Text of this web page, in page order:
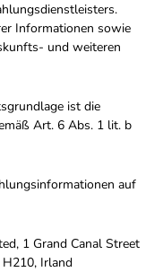
Informationen sowie
und weiteren
ist die
Art. 6 Abs. 1 lit. b
auf
1 Grand Canal Street
H210, Irland